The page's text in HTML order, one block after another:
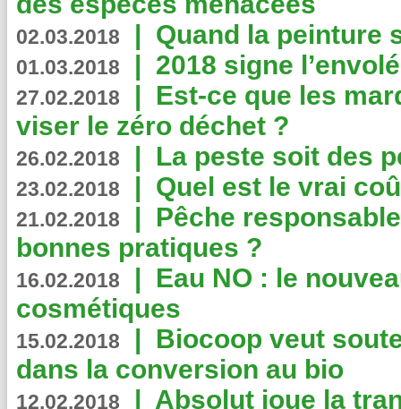
02.03.2018 | Quand la peinture
01.03.2018 | 2018 signe
27.02.2018 | Est-ce que les
viser le zéro déchet ?
26.02.2018 | La peste soit des
23.02.2018 | Quel est le vrai
21.02.2018 | Pêche
bonnes pratiques ?
16.02.2018 | Eau NO : le
cosmétiques
15.02.2018 | Biocoop veut
dans la conversion au bio
12.02.2018 | Absolut joue la